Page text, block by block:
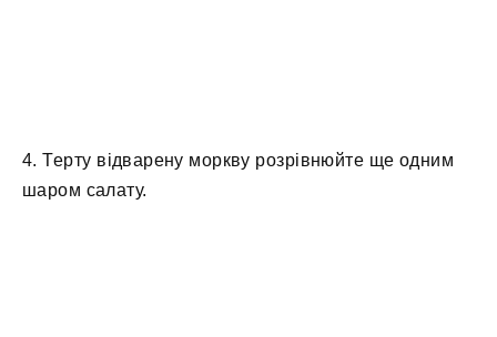
4. Терту відварену моркву розрівнюйте ще одним
шаром салату.